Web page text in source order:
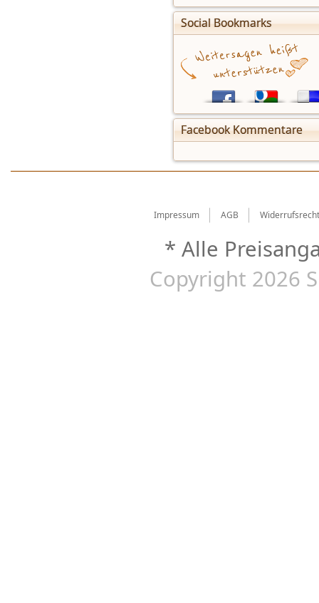
Social Bookmarks
Facebook Kommentare
Impressum AGB Widerrufsrecht
* Alle
Copyright 2026